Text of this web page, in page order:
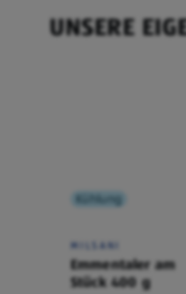
UNSERE
Kühlung
MILSANI
Emmentaler am
Stück 400 g